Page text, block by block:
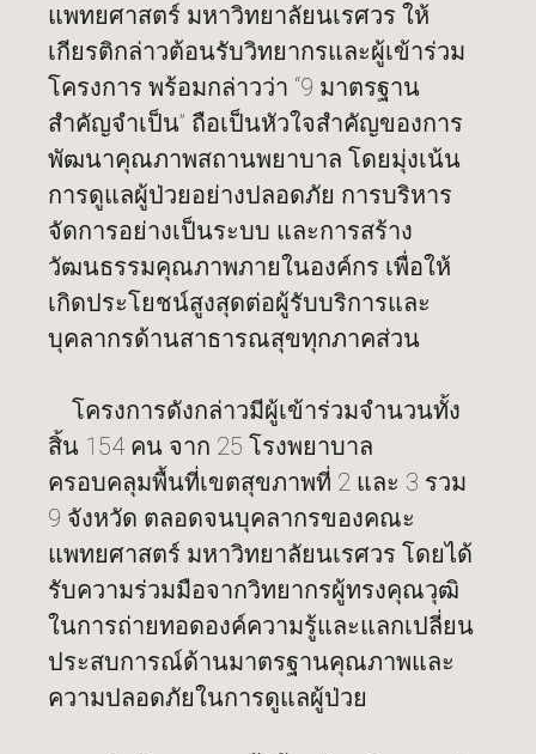
แพทยศาสตร์ มหาวิทยาลัยนเรศวร ให้
เกียรติกล่าวต้อนรับวิทยากรและผู้เข้าร่วม
โครงการ พร้อมกล่าวว่า “9 มาตรฐาน
สำคัญจำเป็น” ถือเป็นหัวใจสำคัญของการ
พัฒนาคุณภาพสถานพยาบาล โดยมุ่งเน้น
การดูแลผู้ป่วยอย่างปลอดภัย การบริหาร
จัดการอย่างเป็นระบบ และการสร้าง
วัฒนธรรมคุณภาพภายในองค์กร เพื่อให้
เกิดประโยชน์สูงสุดต่อผู้รับบริการและ
บุคลากรด้านสาธารณสุขทุกภาคส่วน
โครงการดังกล่าวมีผู้เข้าร่วมจำนวนทั้ง
สิ้น 154 คน จาก 25 โรงพยาบาล
ครอบคลุมพื้นที่เขตสุขภาพที่ 2 และ 3 รวม
9 จังหวัด ตลอดจนบุคลากรของคณะ
แพทยศาสตร์ มหาวิทยาลัยนเรศวร โดยได้
รับความร่วมมือจากวิทยากรผู้ทรงคุณวุฒิ
ในการถ่ายทอดองค์ความรู้และแลกเปลี่ยน
ประสบการณ์ด้านมาตรฐานคุณภาพและ
ความปลอดภัยในการดูแลผู้ป่วย